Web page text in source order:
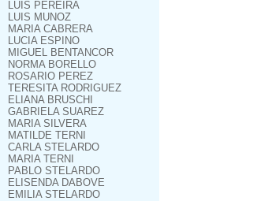
LUIS PEREIRA
LUIS MUNOZ
MARIA CABRERA
LUCIA ESPINO
MIGUEL BENTANCOR
NORMA BORELLO
ROSARIO PEREZ
TERESITA RODRIGUEZ
ELIANA BRUSCHI
GABRIELA SUAREZ
MARIA SILVERA
MATILDE TERNI
CARLA STELARDO
MARIA TERNI
PABLO STELARDO
ELISENDA DABOVE
EMILIA STELARDO